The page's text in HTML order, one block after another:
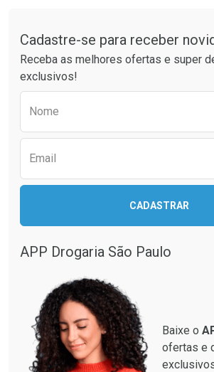
Laboratório
Comprar sem Desconto
Por Menos
Comprar sem Desconto
Por R$ 14,39/cada
Cadastre-se para receber
Receba as melhores ofertas e super
exclusivos!
Nome
Email
CADASTRAR
APP Drogaria São Paulo
Baixe o
ofertas e